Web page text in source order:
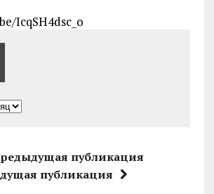
IcqSH4dsc_o
публикация
публикация